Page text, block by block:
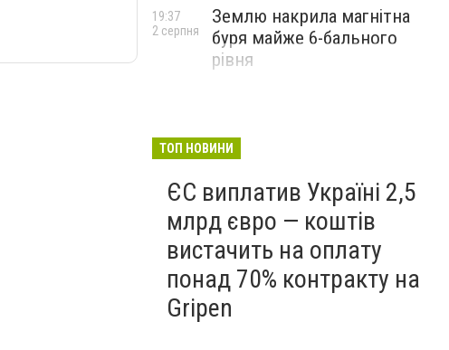
Землю накрила магнітна
буря майже 6-бального
рівня
19:37
2 серпня
ТОП НОВИНИ
ЄС виплатив Україні 2,5
млрд євро — коштів
вистачить на оплату
понад 70% контракту на
Gripen